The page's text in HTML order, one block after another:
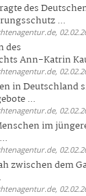
des
...
des
Ann-Katrin
in Deutschland
...
im
zwischen dem